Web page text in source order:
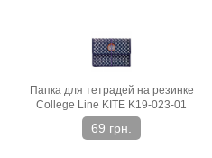
Папка для тетрадей на резинке
College Line KITE K19-023-01
69 грн.